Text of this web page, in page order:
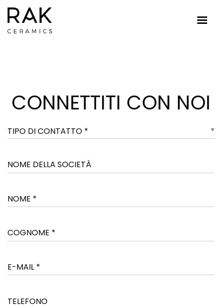
CONNETTITI CON NOI
TIPO DI CONTATTO *